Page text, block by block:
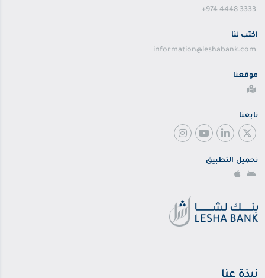
+974 4448 3333
اكتب لنا
information@leshabank.com
موقعنا
تابعنا
تحميل التطبيق
نبذة عنا